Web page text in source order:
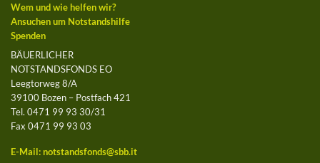
Wem und wie helfen wir?
Ansuchen um Notstandshilfe
Spenden
BÄUERLICHER
NOTSTANDSFONDS EO
Leegtorweg 8/A
39100 Bozen – Postfach 421
Tel. 0471 99 93 30/31
Fax 0471 99 93 03
E-Mail: notstandsfonds@sbb.it